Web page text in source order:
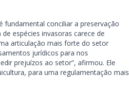
fundamental conciliar a preservação
espécies invasoras carece de
articulação mais forte do setor
jurídicos para nos
prejuízos ao setor”, afirmou. Ele
para uma regulamentação mais